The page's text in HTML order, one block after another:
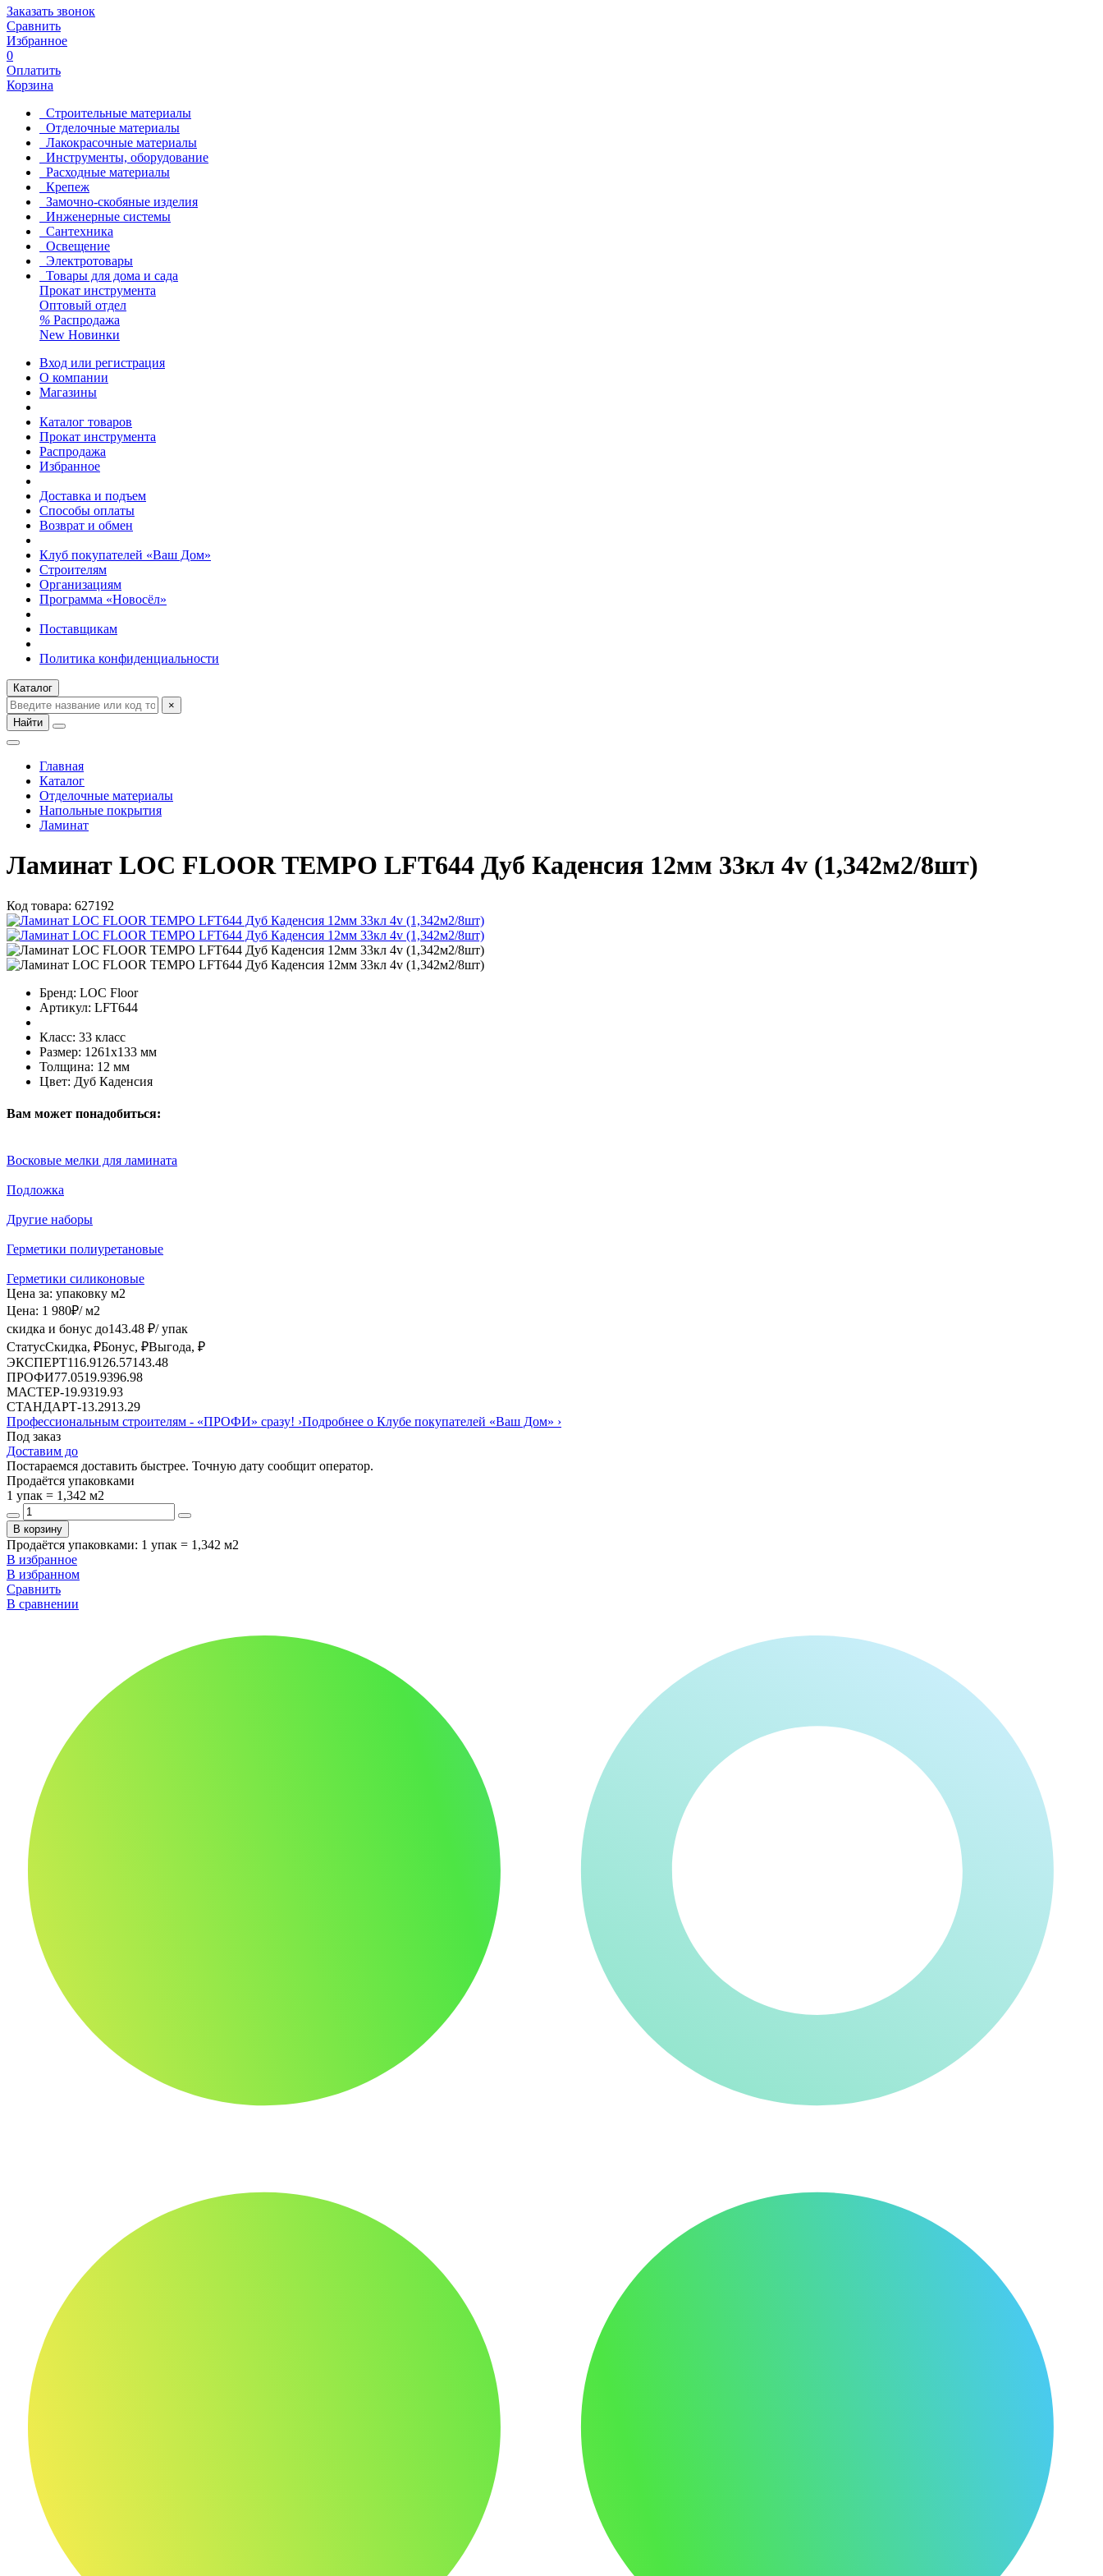
Заказать звонок
Сравнить
Избранное
0
Оплатить
Корзина
Строительные материалы
Отделочные материалы
Лакокрасочные материалы
Инструменты, оборудование
Расходные материалы
Крепеж
Замочно-скобяные изделия
Инженерные системы
Сантехника
Освещение
Электротовары
Товары для дома и сада
Прокат инструмента
Оптовый отдел
% Распродажа
New Новинки
Вход или регистрация
О компании
Магазины
Каталог товаров
Прокат инструмента
Распродажа
Избранное
Доставка и подъем
Способы оплаты
Возврат и обмен
Клуб покупателей «Ваш Дом»
Строителям
Организациям
Программа «Новосёл»
Поставщикам
Политика конфиденциальности
Каталог
×
Найти
Главная
Каталог
Отделочные материалы
Напольные покрытия
Ламинат
Ламинат LOC FLOOR TEMPO LFT644 Дуб Каденсия 12мм 33кл 4v (1,342м2/8шт)
Код товара: 627192
Бренд: LOC Floor
Артикул: LFT644
Класс: 33 класс
Размер: 1261x133 мм
Толщина: 12 мм
Цвет: Дуб Каденсия
Вам может понадобиться:
Восковые мелки для ламината
Подложка
Другие наборы
Герметики полиуретановые
Герметики силиконовые
Цена за: упаковку м2
Цена: 1 980₽/ м2
скидка и бонус до143.48 ₽/ упак
СтатусСкидка, ₽Бонус, ₽Выгода, ₽
ЭКСПЕРТ116.91 26.57143.48
ПРОФИ77.0519.9396.98
МАСТЕР-19.9319.93
СТАНДАРТ-13.2913.29
Профессиональным строителям - «ПРОФИ» сразу! ›Подробнее о Клубе покупателей «Ваш Дом» ›
Под заказ
Доставим до
Постараемся доставить быстрее. Точную дату сообщит оператор.
Продаётся упаковками
1 упак = 1,342 м2
В корзину
Продаётся упаковками: 1 упак = 1,342 м2
В избранное
В избранном
Сравнить
В сравнении